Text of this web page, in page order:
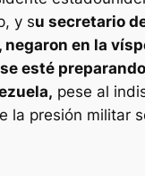
y su secretario
negaron en la
esté
pese al
la presión militar